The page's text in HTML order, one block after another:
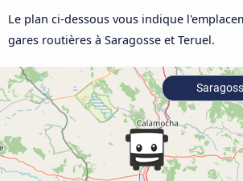
Le plan ci-dessous vous indique
gares routières à Saragosse et Teruel.